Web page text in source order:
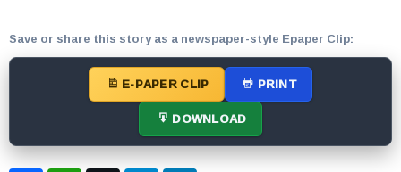
Save or share this story as a newspaper-style Epaper Clip:
E-PAPER CLIP
PRINT
DOWNLOAD